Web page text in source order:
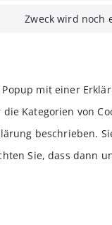
Zweck wird noch
mit einer
Kategorien von
beschrieben.
Sie, dass dann